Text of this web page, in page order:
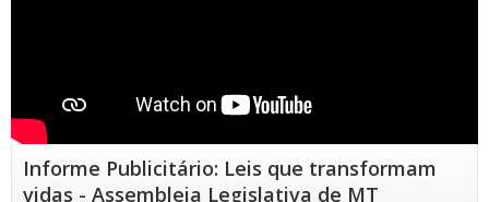
Informe Publicitário: Leis que transformam
vidas - Assembleia Legislativa de MT